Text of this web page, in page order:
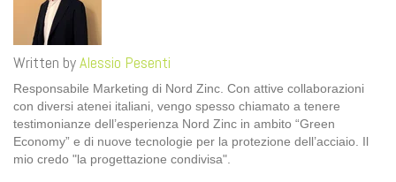
Written byAlessio Pesenti
Responsabile Marketing di Nord Zinc. Con attive collaborazioni
con diversi atenei italiani, vengo spesso chiamato a tenere
testimonianze dell’esperienza Nord Zinc in ambito “Green
Economy” e di nuove tecnologie per la protezione dell’acciaio. Il
mio credo "la progettazione condivisa".